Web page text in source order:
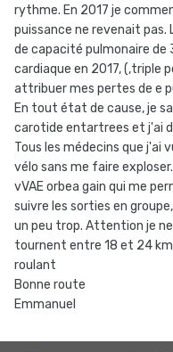
rythme. En 2017 je
puissance ne revenait
de capacité pulmonaire de
cardiaque en 2017, (,triple
attribuer mes pertes de e
En tout état de cause, je
carotide entartrees et j'ai
Tous les médecins que j'ai
vélo sans me faire
vVAE orbea gain qui me
suivre les sorties en
un peu trop. Attention je ne
tournent entre 18 et 24
roulant
Bonne route
Emmanuel